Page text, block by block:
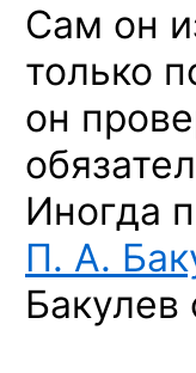
Сам он
только
он
Иногда
П. А.
Бакулев